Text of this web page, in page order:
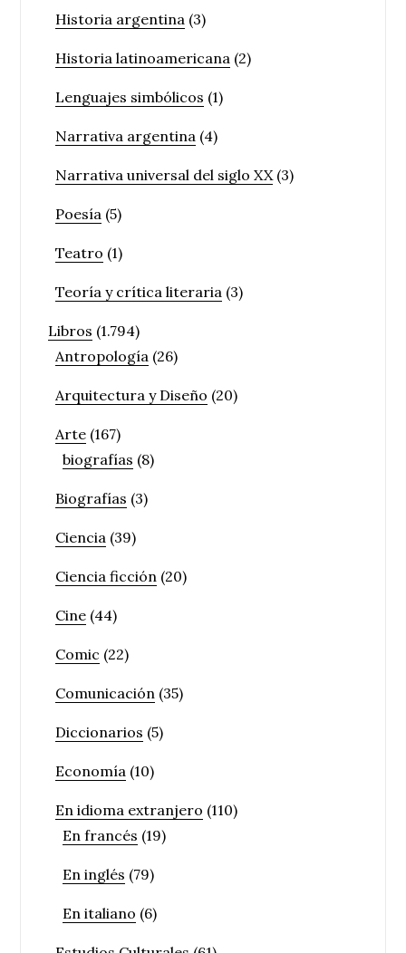
Historia argentina (3)
Historia latinoamericana (2)
Lenguajes simbólicos (1)
Narrativa argentina (4)
Narrativa universal del siglo XX(3)
Poesía (5)
Teatro (1)
Teoría y crítica literaria (3)
Libros (1.794)
Antropología (26)
Arquitectura y Diseño (20)
Arte (167)
biografías (8)
Biografías (3)
Ciencia (39)
Ciencia ficción (20)
Cine (44)
Comic (22)
Comunicación (35)
Diccionarios (5)
Economía (10)
En idioma extranjero (110)
En francés (19)
En inglés (79)
En italiano (6)